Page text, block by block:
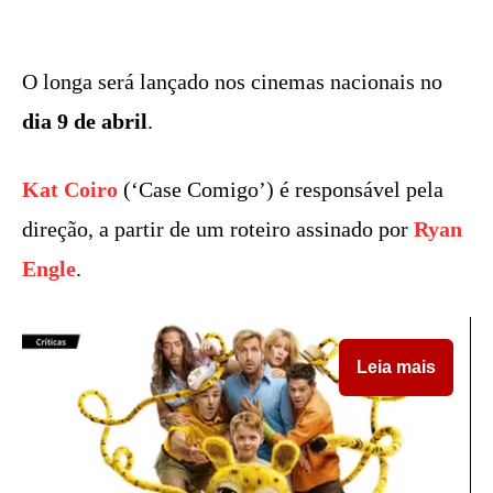
O longa será lançado nos cinemas nacionais no
dia 9 de abril.
Kat Coiro (‘Case Comigo’) é responsável pela
direção, a partir de um roteiro assinado por Ryan
Engle.
Leia mais